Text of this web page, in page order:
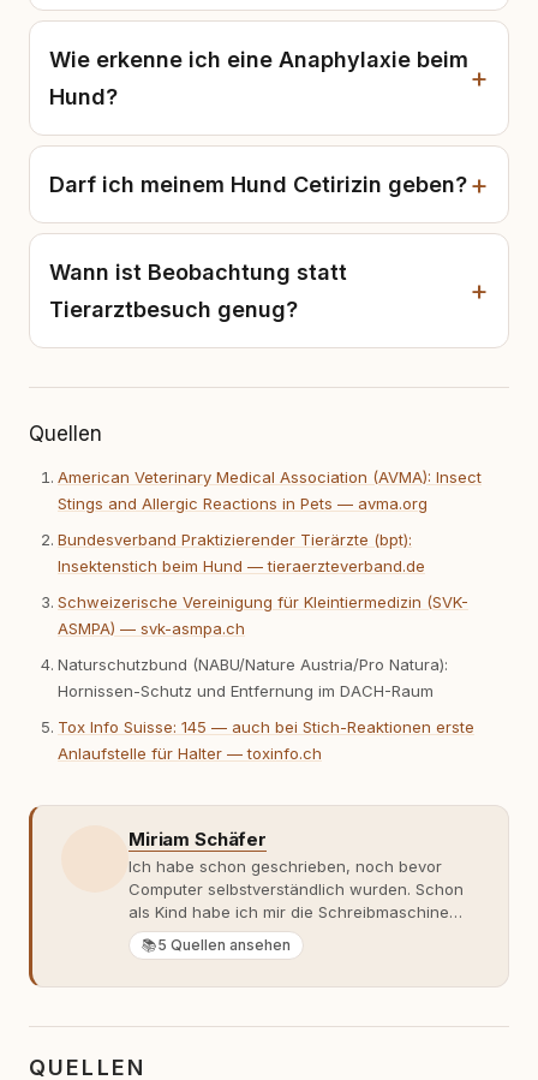
Wie erkenne ich eine Anaphylaxie beim
Hund?
Darf ich meinem Hund Cetirizin geben?
Wann ist Beobachtung statt
Tierarztbesuch genug?
Quellen
American Veterinary Medical Association (AVMA): Insect
Stings and Allergic Reactions in Pets — avma.org
Bundesverband Praktizierender Tierärzte (bpt):
Insektenstich beim Hund — tieraerzteverband.de
Schweizerische Vereinigung für Kleintiermedizin (SVK-
ASMPA) — svk-asmpa.ch
Naturschutzbund (NABU/Nature Austria/Pro Natura):
Hornissen-Schutz und Entfernung im DACH-Raum
Tox Info Suisse: 145 — auch bei Stich-Reaktionen erste
Anlaufstelle für Halter — toxinfo.ch
Miriam Schäfer
Ich habe schon geschrieben, noch bevor
Computer selbstverständlich wurden. Schon
als Kind habe ich mir die Schreibmaschine
meiner Eltern geschnappt und drauflos
getippt: Geschichten, Beobachtungen,
Zeit war ich eher skeptisch, geprägt von
es mich überrascht, als ich - dank Roger -
📚5 Quellen ansehen
QUELLEN